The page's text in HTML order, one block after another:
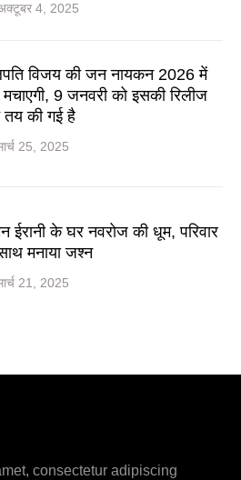
4, 2025
विजय की जन नायकन 2026 में
9 जनवरी को इसकी रिलीज
की गई है
25, 2025
ईरानी के घर नवरोज की धूम, परिवार
मनाया जश्न
21, 2025
consectetur adipiscing